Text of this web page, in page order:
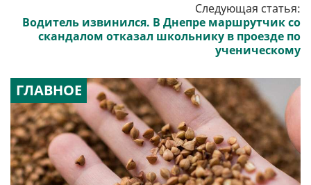
Следующая статья:
Водитель извинился. В Днепре маршрутчик со
скандалом отказал школьнику в проезде по
ученическому
ГЛАВНОЕ